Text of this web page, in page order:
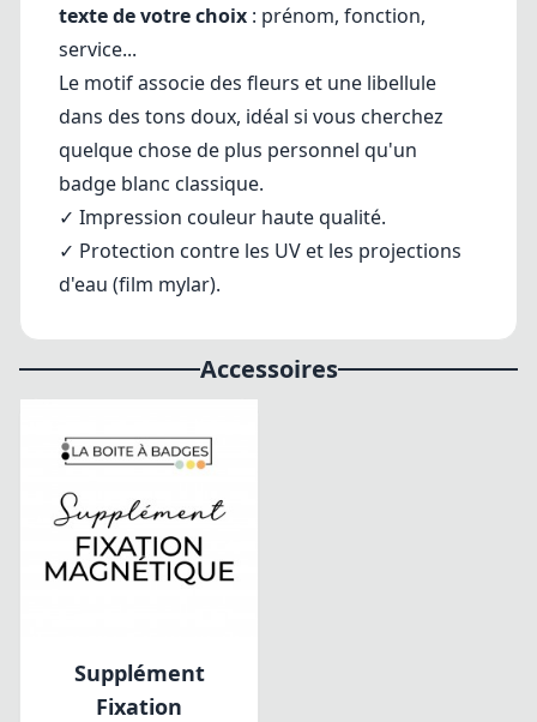
texte de votre choix : prénom, fonction,
service...
Le motif associe des fleurs et une libellule
dans des tons doux, idéal si vous cherchez
quelque chose de plus personnel qu'un
badge blanc classique.
✓ Impression couleur haute qualité.
✓ Protection contre les UV et les projections
d'eau (film mylar).
Accessoires
Supplément
Fixation